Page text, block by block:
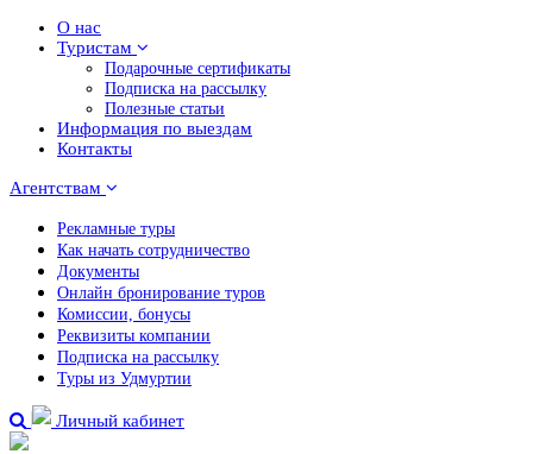
О нас
Туристам
Подарочные сертификаты
Подписка на рассылку
Полезные статьи
Информация по выездам
Контакты
Агентствам
Рекламные туры
Как начать сотрудничество
Документы
Онлайн бронирование туров
Комиссии, бонусы
Реквизиты компании
Подписка на рассылку
Туры из Удмуртии
Личный кабинет